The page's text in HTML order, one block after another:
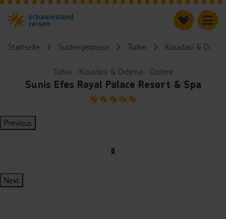
Startseite Suchergebnisse Türkei Kusadasi &
Türkei ∙ Kusadasi & Didyma ∙ Özdere
Sunis Efes Royal Palace Resort & Spa
5
Previous
Next